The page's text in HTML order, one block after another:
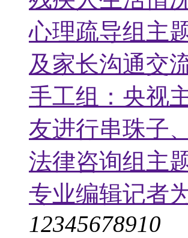
心理疏导组主
及家长沟通交
手工组：央视
友进行串珠子
法律咨询组主
专业编辑记者
12345678910